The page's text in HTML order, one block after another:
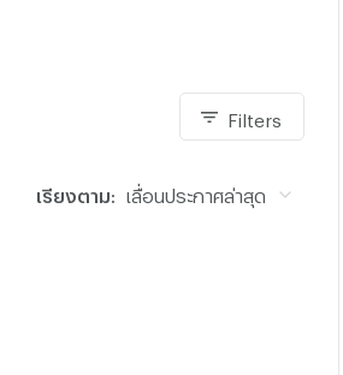
Filters
เรียงตาม: เลื่อนประกาศล่าสุด